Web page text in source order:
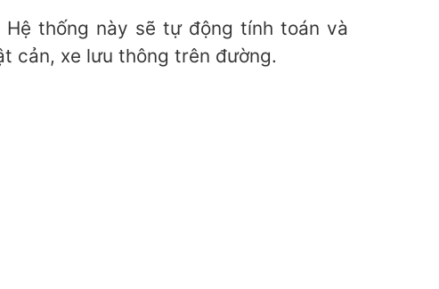
thống này sẽ tự động tính toán và
cản, xe lưu thông trên đường.